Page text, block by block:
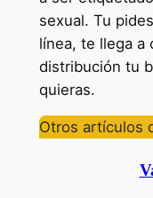
sexual. Tu
línea, te llega a
distribución tu
quieras.
Otros artículos